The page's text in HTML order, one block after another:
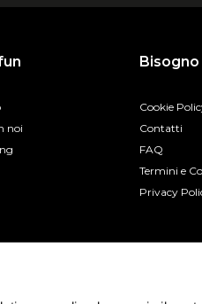
noi
Bisogno
Cookie
Contatti
FAQ
Termini e
Privacy